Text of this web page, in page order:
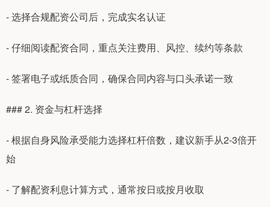
- 选择合规配资公司后，完成实名认证
- 仔细阅读配资合同，重点关注费用、风控、续约等条款
- 签署电子或纸质合同，确保合同内容与口头承诺一致
### 2. 资金与杠杆选择
- 根据自身风险承受能力选择杠杆倍数，建议新手从2-3倍开
始
- 了解配资利息计算方式，通常按日或按月收取